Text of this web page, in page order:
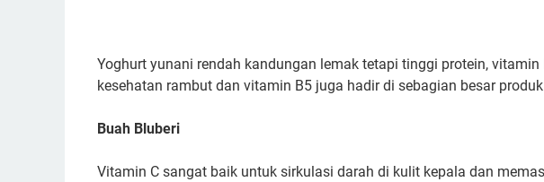
Yoghurt yunani rendah kandungan lemak tetapi tinggi protein,
kesehatan rambut dan vitamin B5 juga hadir di sebagian besar
Buah Bluberi
Vitamin C sangat baik untuk sirkulasi darah di kulit kepala dan